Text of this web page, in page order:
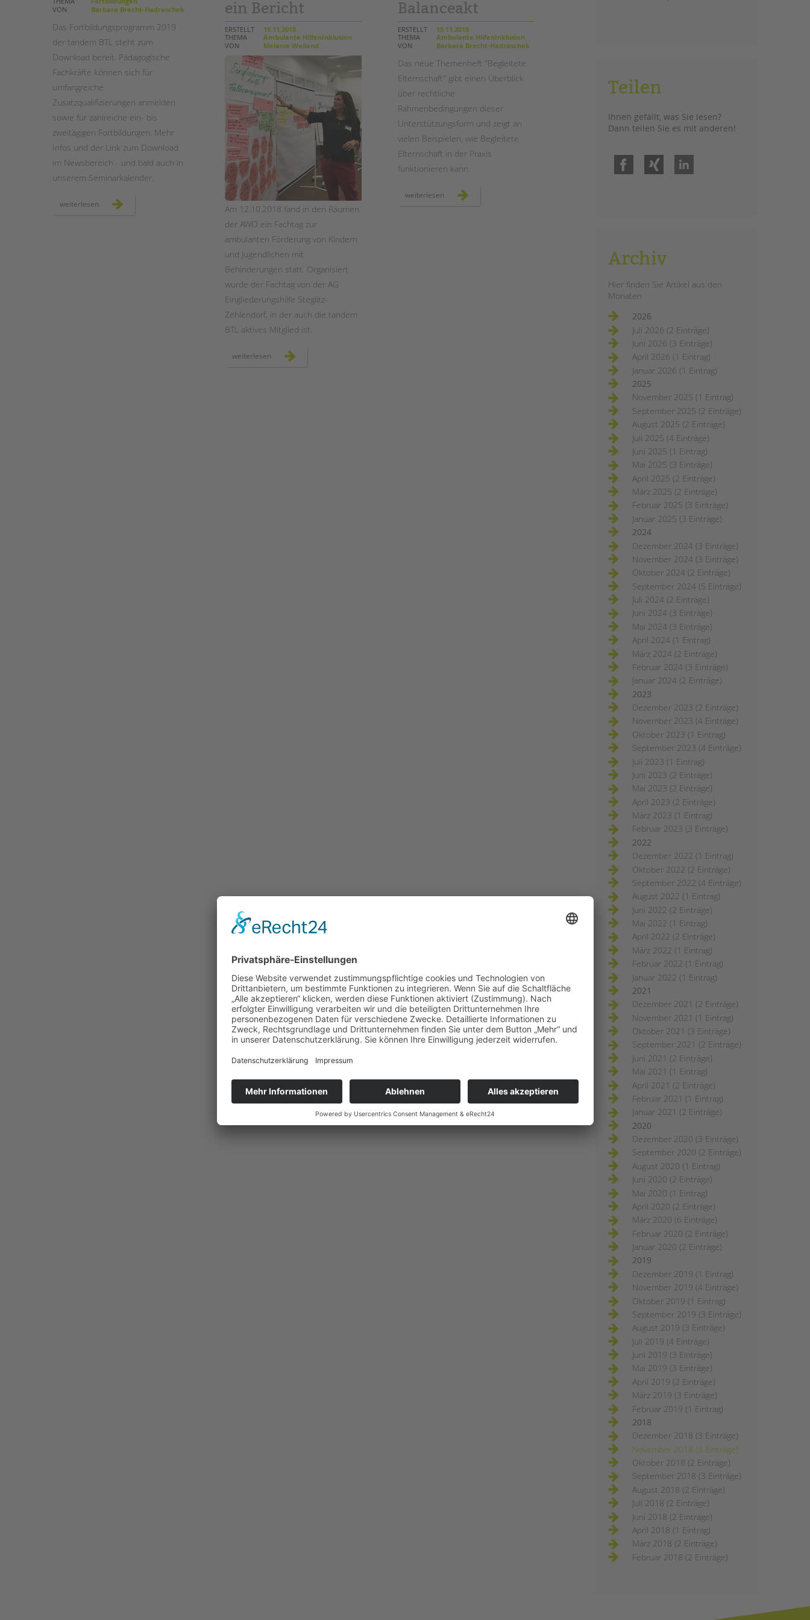
STADTTEILARBEIT
VON
Barbara Brecht-Hadraschek
Das Fortbildungsprogramm 2019
der tandem BTL steht zum
Download bereit. Pädagogische
Fachkräfte können sich für
umfangreiche
Zusatzqualifizierungen anmelden
sowie für zahlreiche ein- bis
zweitägigen Fortbildungen. Mehr
Infos und der Link zum Download
im Newsbereich - und bald auch in
unserem Seminarkalender.
weiterlesen fort-
ein Bericht
ERSTELLT
19.11.2018
THEMA
Ambulante HilfenInklusion
VON
Melanie Weiland
Am 12.10.2018 fand in den Räumen
der AWO ein Fachtag zur
ambulanten Förderung von Kindern
und Jugendlichen mit
Behinderungen statt. Organisiert
wurde der Fachtag von der AG
Eingliederungshilfe Steglitz-
Zehlendorf, in der auch die tandem
BTL aktives Mitglied ist.
weiterlesen fachtag
Balanceakt
ERSTELLT
15.11.2018
THEMA
Ambulante HilfenInklusion
VON
Barbara Brecht-Hadraschek
Das neue Themenheft "Begleitete
Elternschaft" gibt einen Überblick
über rechtliche
Rahmenbedingungen dieser
Unterstützungsform und zeigt an
vielen Beispielen, wie Begleitete
Elternschaft in der Praxis
funktionieren kann.
weiterlesen themenheft:
begleitete
Teilen
Ihnen gefällt, was Sie lesen?
Dann teilen Sie es mit anderen!
Facebook
Archiv
Hier finden Sie Artikel aus den
Monaten
2026
Juli 2026 (2 Einträge)
Juni 2026 (3 Einträge)
April 2026 (1 Eintrag)
Januar 2026 (1 Eintrag)
2025
November 2025 (1 Eintrag)
September 2025 (2 Einträge)
August 2025 (2 Einträge)
Juli 2025 (4 Einträge)
Juni 2025 (1 Eintrag)
Mai 2025 (3 Einträge)
April 2025 (2 Einträge)
März 2025 (2 Einträge)
Februar 2025 (3 Einträge)
Januar 2025 (3 Einträge)
2024
Dezember 2024 (3 Einträge)
November 2024 (3 Einträge)
Oktober 2024 (2 Einträge)
September 2024 (5 Einträge)
Juli 2024 (2 Einträge)
Juni 2024 (3 Einträge)
Mai 2024 (3 Einträge)
April 2024 (1 Eintrag)
März 2024 (2 Einträge)
Februar 2024 (3 Einträge)
Januar 2024 (2 Einträge)
2023
Dezember 2023 (2 Einträge)
November 2023 (4 Einträge)
Oktober 2023 (1 Eintrag)
September 2023 (4 Einträge)
Juli 2023 (1 Eintrag)
Juni 2023 (2 Einträge)
Mai 2023 (2 Einträge)
April 2023 (2 Einträge)
März 2023 (1 Eintrag)
Februar 2023 (3 Einträge)
2022
Dezember 2022 (1 Eintrag)
Oktober 2022 (2 Einträge)
September 2022 (4 Einträge)
August 2022 (1 Eintrag)
Juni 2022 (2 Einträge)
Mai 2022 (1 Eintrag)
April 2022 (2 Einträge)
März 2022 (1 Eintrag)
Februar 2022 (1 Eintrag)
Januar 2022 (1 Eintrag)
2021
Dezember 2021 (2 Einträge)
November 2021 (1 Eintrag)
Oktober 2021 (3 Einträge)
September 2021 (2 Einträge)
Juni 2021 (2 Einträge)
Mai 2021 (1 Eintrag)
April 2021 (2 Einträge)
Februar 2021 (1 Eintrag)
Januar 2021 (2 Einträge)
2020
Dezember 2020 (3 Einträge)
September 2020 (2 Einträge)
August 2020 (1 Eintrag)
Juni 2020 (2 Einträge)
Mai 2020 (1 Eintrag)
April 2020 (2 Einträge)
März 2020 (6 Einträge)
Februar 2020 (2 Einträge)
Januar 2020 (2 Einträge)
2019
Dezember 2019 (1 Eintrag)
November 2019 (4 Einträge)
Oktober 2019 (1 Eintrag)
September 2019 (3 Einträge)
August 2019 (3 Einträge)
Juli 2019 (4 Einträge)
Juni 2019 (3 Einträge)
Mai 2019 (3 Einträge)
April 2019 (2 Einträge)
März 2019 (3 Einträge)
Februar 2019 (1 Eintrag)
2018
Dezember 2018 (3 Einträge)
November 2018 (3 Einträge)
Oktober 2018 (2 Einträge)
September 2018 (3 Einträge)
August 2018 (2 Einträge)
Juli 2018 (2 Einträge)
Juni 2018 (2 Einträge)
April 2018 (1 Eintrag)
März 2018 (2 Einträge)
Februar 2018 (2 Einträge)